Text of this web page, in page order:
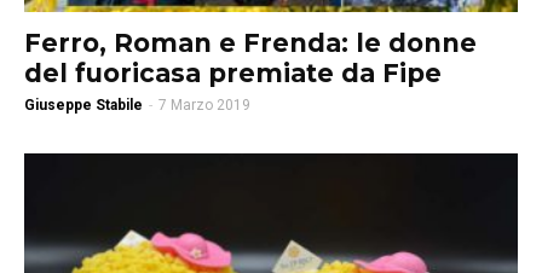
Ferro, Roman e Frenda: le donne
del fuoricasa premiate da Fipe
Giuseppe Stabile - 7 Marzo 2019